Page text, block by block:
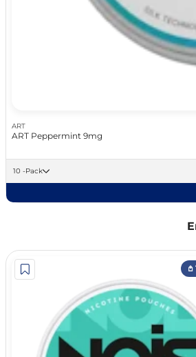
ART
ART Peppermint 9mg
10 -Pack
𖤘